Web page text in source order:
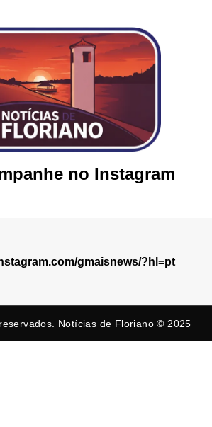
no Instagram
gmaisnews/?hl=pt
Notícias de Floriano © 2025